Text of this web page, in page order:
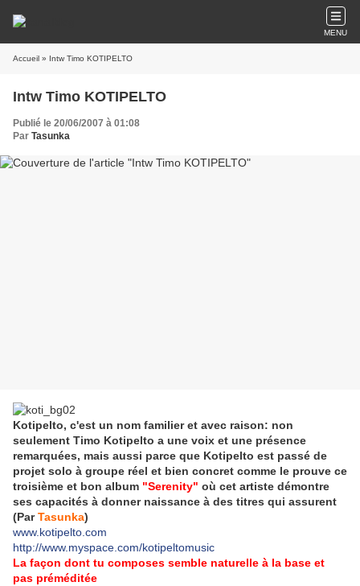
MENU
Accueil » Intw Timo KOTIPELTO
Intw Timo KOTIPELTO
Publié le 20/06/2007 à 01:08
Par Tasunka
Kotipelto, c'est un nom familier et avec raison: non
seulement Timo Kotipelto a une voix et une présence
remarquées, mais aussi parce que Kotipelto est passé de
projet solo à groupe réel et bien concret comme le prouve ce
troisième et bon album "Serenity" où cet artiste démontre
ses capacités à donner naissance à des titres qui assurent
(ParTasunka)
www.kotipelto.com
http://www.myspace.com/kotipeltomusic
La façon dont tu composes semble naturelle à la base et
pas préméditée